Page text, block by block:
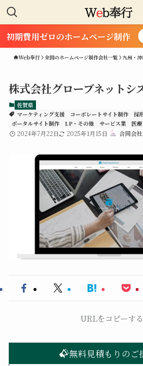
初期費用ゼロのホームページ制作
Web奉行 全国のホームページ制作会社一覧 九州・
株式会社グローブネットシ
佐賀県
マーケティング支援
コーポレートサイト制作
採
ポータルサイト制作
LP・その他 サービス業 医
2024年7月22日 2025年1月15日 合同会
URLをコピーする
無料見積もりのご